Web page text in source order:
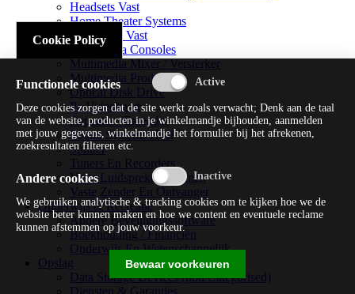
Headsets Vast
Home Theater Systems
Microfoon Vast
Multimedia Consoles
Multimedia Mixer / Versterker
Multimedia Productie
Optical Disk Drive
Pc Videokaart
Repeater / Extender
Sound Systems Hi-fi
Splitter
Tuners En Recorders
Vaste Luidsprekersystemen
Vaste Zender En Ontvanger
Onderwijs & Recreatie
Andere Beveiligingssoftware
Boekhouding / Financiën
Onderwijs En Wetenschappelijk
Opslag
Data Storage Devices (non Categorised)
Cookie Policy
Functionele cookies
Deze cookies zorgen dat de site werkt zoals verwacht; Denk aan de taal
van de website, producten in je winkelmandje bijhouden, aanmelden
met jouw gegevens, winkelmandje het formulier bij het afrekenen,
zoekresultaten filteren etc.
Andere cookies
We gebruiken analytische & tracking cookies om te kijken hoe we de
website beter kunnen maken en hoe we content en eventuele reclame
kunnen afstemmen op jouw voorkeur.
Bewaar voorkeuren